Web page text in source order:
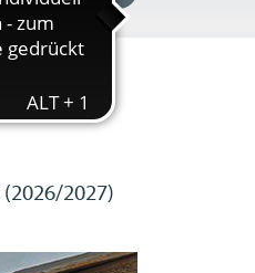
2027)